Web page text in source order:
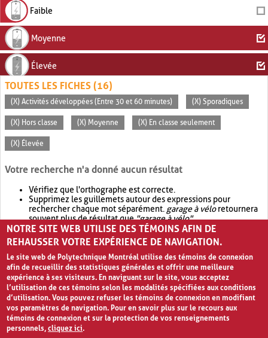
Faible
Moyenne
Élevée
TOUTES LES FICHES (16)
(X) Activités développées (Entre 30 et 60 minutes) (X) Sporadiques
(X) Hors classe (X) Moyenne (X) En classe seulement
(X) Élevée
Votre recherche n'a donné aucun résultat
Vérifiez que l'orthographe est correcte.
Supprimez les guillemets autour des expressions pour
rechercher chaque mot séparément. garage à véloretournera
souvent plus de résultat que"garage à vélo".
Envisagez d'élargir votre recherche avec OR.garage OR vélo
retournera souvent plus de résultat quegarage à vélo
NOTRE SITE WEB UTILISE DES TÉMOINS AFIN DE
REHAUSSER VOTRE EXPÉRIENCE DE NAVIGATION.
Le site web de Polytechnique Montréal utilise des témoins de connexion
afin de recueillir des statistiques générales et offrir une meilleure
expérience à ses visiteurs. En naviguant sur le site, vous acceptez
l’utilisation de ces témoins selon les modalités spécifiées aux conditions
d’utilisation. Vous pouvez refuser les témoins de connexion en modifiant
vos paramètres de navigation. Pour en savoir plus sur le recours aux
témoins de connexion et sur la protection de vos renseignements
personnels,cliquez ici.